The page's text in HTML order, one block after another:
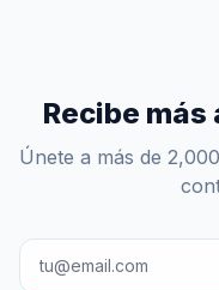
Recibe
Únete a más de